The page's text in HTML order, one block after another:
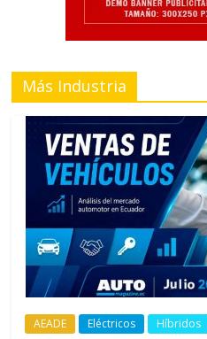
Más Industria
AEADE Eléctricos Híbridos